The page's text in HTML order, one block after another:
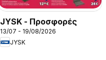
JYSK - Προσφορές
13/07 - 19/08/2026
JYSK